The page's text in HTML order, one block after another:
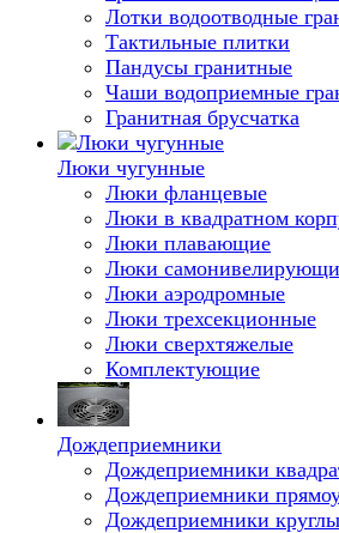
Лотки водоотводные
Тактильные плитки
Пандусы гранитные
Чаши водоприемные
Гранитная брусчатка
Люки чугунные
Люки фланцевые
Люки в квадратном
Люки плавающие
Люки
Люки аэродромные
Люки трехсекционные
Люки сверхтяжелые
Комплектующие
Дождеприемники
Дождеприемники
Дождеприемники
Дождеприемники